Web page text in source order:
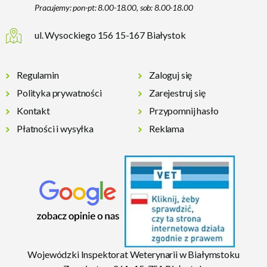
Pracujemy: pon-pt: 8.00-18.00, sob: 8.00-18.00
ul. Wysockiego 156 15-167 Białystok
Regulamin
Polityka prywatności
Kontakt
Płatności i wysyłka
Zaloguj się
Zarejestruj się
Przypomnij hasło
Reklama
Wojewódzki Inspektorat Weterynarii w Białymstoku